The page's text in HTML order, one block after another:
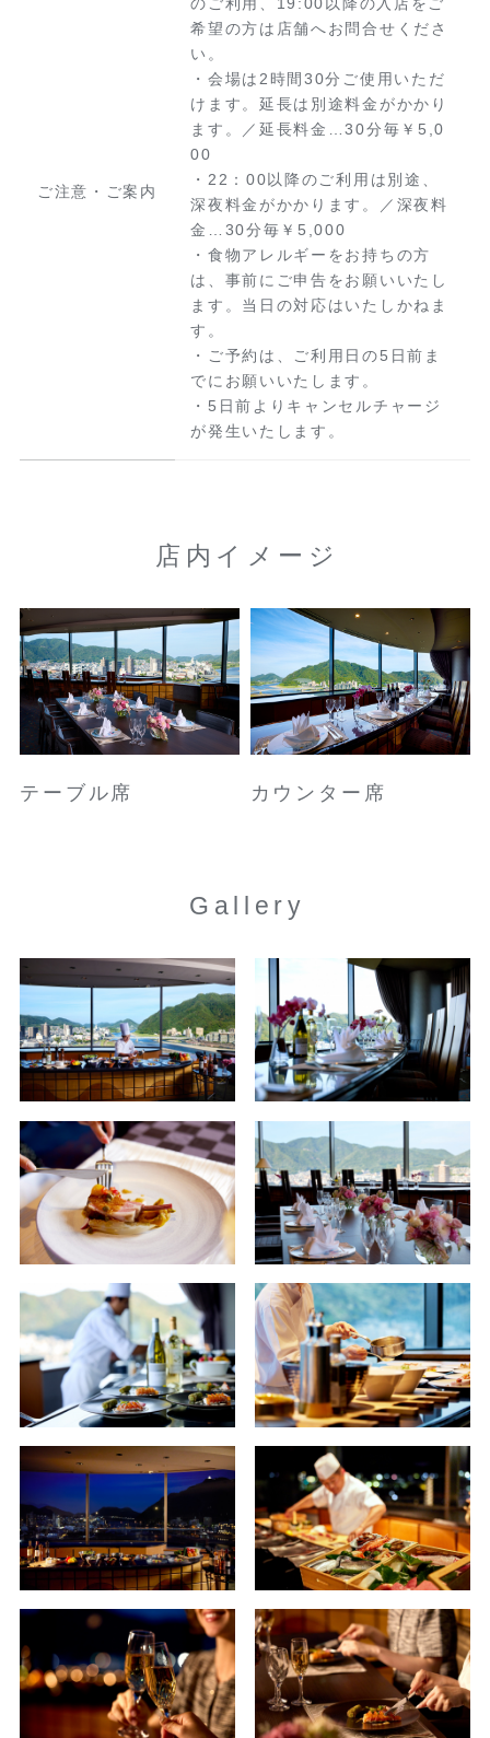
ご注意・ご案内
希望の方は店舗へお問合せくださ
い。
・会場は2時間30分ご使用いただ
けます。延長は別途料金がかかり
ます。／延長料金…30分毎￥5,0
00
・22：00以降のご利用は別途、
深夜料金がかかります。／深夜料
金…30分毎￥5,000
・食物アレルギーをお持ちの方
は、事前にご申告をお願いいたし
ます。当日の対応はいたしかねま
す。
・ご予約は、ご利用日の5日前ま
でにお願いいたします。
・5日前よりキャンセルチャージ
が発生いたします。
店内イメージ
テーブル席 カウンター席
Gallery